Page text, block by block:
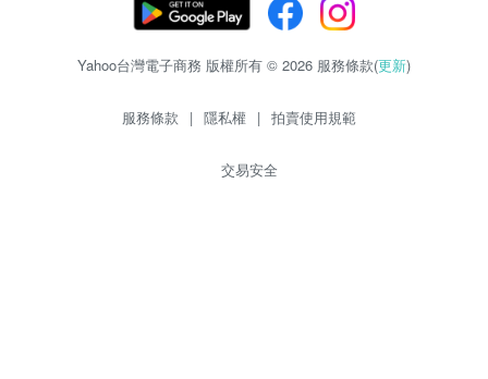
Yahoo台灣電子商務 版權所有 © 2026 服務條款(更新)
服務條款 | 隱私權 | 拍賣使用規範
交易安全